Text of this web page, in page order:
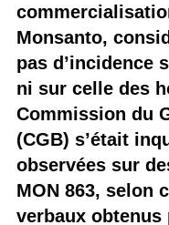
Monsanto,
pas d’incidence
ni sur celle des
Commission du
(CGB) s’était
observées sur
MON 863, selon
verbaux obtenus